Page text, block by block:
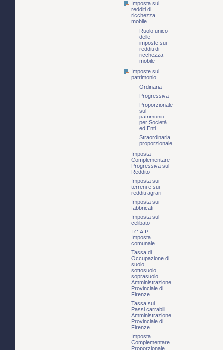
Imposta sui
redditi di
ricchezza
mobile
Ruolo unico
delle
imposte sui
redditi di
ricchezza
mobile
Imposte sul
patrimonio
Ordinaria
Progressiva
Proporzionale
sul
patrimonio
per Società
ed Enti
Straordinaria
proporzionale
Imposta
Complementare
Progressiva sul
Reddito
Imposta sui
terreni e sui
redditi agrari
Imposta sui
fabbricati
Imposta sul
celibato
I.C.A.P. -
Imposta
comunale
Tassa di
Occupazione di
suolo,
sottosuolo,
soprasuolo.
Amministrazione
Provinciale di
Firenze
Tassa sui
Passi carrabili.
Amministrazione
Provinciale di
Firenze
Imposta
Complementare
Proporzionale